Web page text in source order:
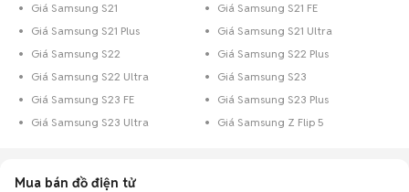
Giá Samsung S21
Giá Samsung S21 FE
Giá Samsung S21 Plus
Giá Samsung S21 Ultra
Giá Samsung S22
Giá Samsung S22 Plus
Giá Samsung S22 Ultra
Giá Samsung S23
Giá Samsung S23 FE
Giá Samsung S23 Plus
Giá Samsung S23 Ultra
Giá Samsung Z Flip 5
Mua bán đồ điện tử